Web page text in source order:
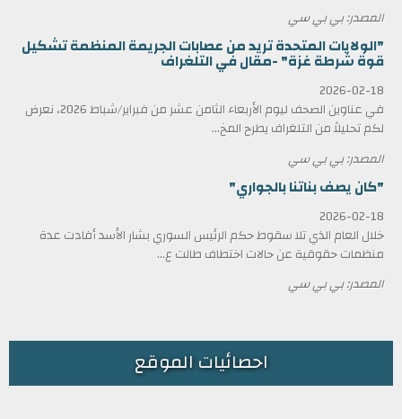
المصدر: بي بي سي
"الولايات المتحدة تريد من عصابات الجريمة المنظمة تشكيل
قوة شرطة غزة" -مقال في التلغراف
2026-02-18
في عناوين الصحف ليوم الأربعاء الثامن عشر من فبراير/شباط 2026، نعرض
لكم تحليلاً من التلغراف يطرح المخ...
المصدر: بي بي سي
"كان يصف بناتنا بالجواري"
2026-02-18
خلال العام الذي تلا سقوط حكم الرئيس السوري بشار الأسد أفادت عدة
منظمات حقوقية عن حالات اختطاف طالت ع...
المصدر: بي بي سي
احصائيات الموقع